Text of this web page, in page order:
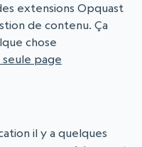
extensions Opquast
de contenu. Ça
chose
seule page
il y a quelques